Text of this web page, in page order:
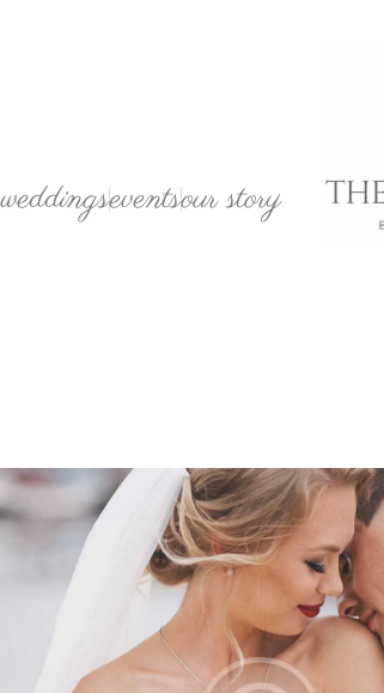
weddingseventsour story